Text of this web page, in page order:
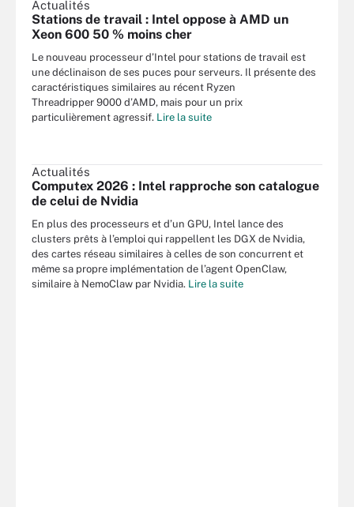
Actualités
Stations de travail : Intel oppose à AMD un
Xeon 600 50 % moins cher
Le nouveau processeur d’Intel pour stations de travail est
une déclinaison de ses puces pour serveurs. Il présente des
caractéristiques similaires au récent Ryzen
Threadripper 9000 d’AMD, mais pour un prix
particulièrement agressif. Lire la suite
Actualités
Computex 2026 : Intel rapproche son catalogue
de celui de Nvidia
En plus des processeurs et d’un GPU, Intel lance des
clusters prêts à l’emploi qui rappellent les DGX de Nvidia,
des cartes réseau similaires à celles de son concurrent et
même sa propre implémentation de l’agent OpenClaw,
similaire à NemoClaw par Nvidia. Lire la suite